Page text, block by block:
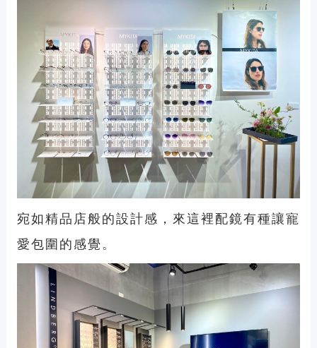
宛如精品店般的設計感，來這裡配鏡有種讓寵
愛包圍的感覺。